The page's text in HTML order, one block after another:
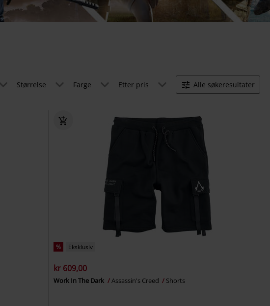
Størrelse Farge Etter pris Alle søkeresultater
% Eksklusiv
kr 609,00
Work In The Dark Assassin's Creed Shorts